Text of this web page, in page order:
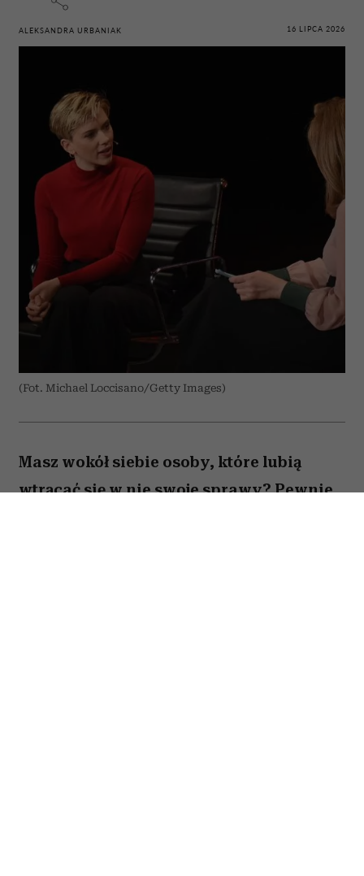
ALEKSANDRA URBANIAK 16 LIPCA 2026
(Fot. Michael Loccisano/Getty Images)
Masz wokół siebie osoby, które lubią
wtrącać się w nie swoje sprawy? Pewnie